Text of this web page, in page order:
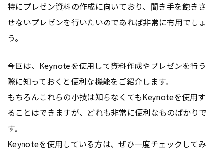
特にプレゼン資料の作成に向いており、聞き手を飽きさ
せないプレゼンを行いたいのであれば非常に有用でしょ
う。
今回は、Keynoteを使用して資料作成やプレゼンを行う
際に知っておくと便利な機能をご紹介します。
もちろんこれらの小技は知らなくてもKeynoteを使用す
ることはできますが、どれも非常に便利なものばかりで
す。
Keynoteを使用している方は、ぜひ一度チェックしてみ